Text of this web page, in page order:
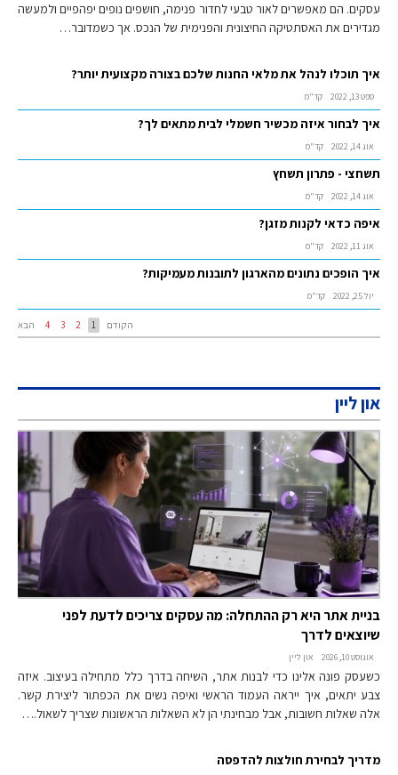
עסקים. הם מאפשרים לאור טבעי לחדור פנימה, חושפים נופים יפהפיים ולמעשה
מגדירים את האסתטיקה החיצונית והפנימית של הנכס. אך כשמדובר…
איך תוכלו לנהל את מלאי החנות שלכם בצורה מקצועית יותר?
ספט 13, 2022 קד"מ
איך לבחור איזה מכשיר חשמלי לבית מתאים לך?
אוג 14, 2022 קד"מ
תשחצי - פתרון תשחץ
אוג 14, 2022 קד"מ
איפה כדאי לקנות מזגן?
אוג 11, 2022 קד"מ
איך הופכים נתונים מהארגון לתובנות מעמיקות?
יול 25, 2022 קד"מ
הקודם 1
2
3
4 הבא
און ליין
בניית אתר היא רק ההתחלה: מה עסקים צריכים לדעת לפני
שיוצאים לדרך
אוגוסט 10, 2026 און ליין
כשעסק פונה אלינו כדי לבנות אתר, השיחה בדרך כלל מתחילה בעיצוב. איזה
צבע יתאים, איך ייראה העמוד הראשי ואיפה נשים את הכפתור ליצירת קשר.
אלה שאלות חשובות, אבל מבחינתי הן לא השאלות הראשונות שצריך לשאול.…
מדריך לבחירת חולצות להדפסה